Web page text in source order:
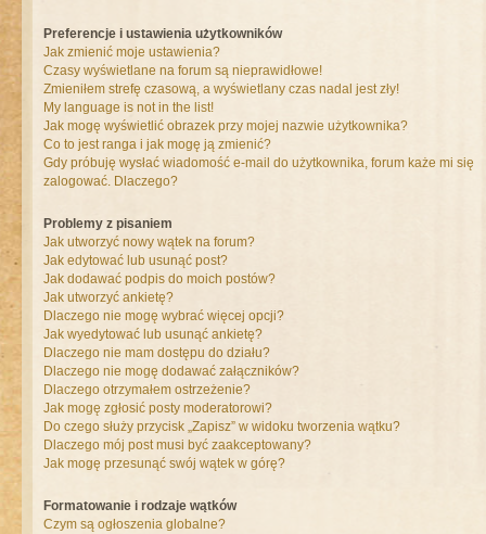
Preferencje i ustawienia użytkowników
Jak zmienić moje ustawienia?
Czasy wyświetlane na forum są nieprawidłowe!
Zmieniłem strefę czasową, a wyświetlany czas nadal jest zły!
My language is not in the list!
Jak mogę wyświetlić obrazek przy mojej nazwie użytkownika?
Co to jest ranga i jak mogę ją zmienić?
Gdy próbuję wysłać wiadomość e-mail do użytkownika, forum każe mi się
zalogować. Dlaczego?
Problemy z pisaniem
Jak utworzyć nowy wątek na forum?
Jak edytować lub usunąć post?
Jak dodawać podpis do moich postów?
Jak utworzyć ankietę?
Dlaczego nie mogę wybrać więcej opcji?
Jak wyedytować lub usunąć ankietę?
Dlaczego nie mam dostępu do działu?
Dlaczego nie mogę dodawać załączników?
Dlaczego otrzymałem ostrzeżenie?
Jak mogę zgłosić posty moderatorowi?
Do czego służy przycisk „Zapisz” w widoku tworzenia wątku?
Dlaczego mój post musi być zaakceptowany?
Jak mogę przesunąć swój wątek w górę?
Formatowanie i rodzaje wątków
Czym są ogłoszenia globalne?